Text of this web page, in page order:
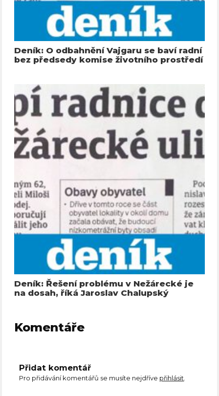
Deník: O odbahnění Vajgaru se baví radní
bez předsedy komise životního prostředí
Deník: Řešení problému v Nežárecké je
na dosah, říká Jaroslav Chalupský
Komentáře
Přidat komentář
Pro přidávání komentářů se musíte nejdříve přihlásit.